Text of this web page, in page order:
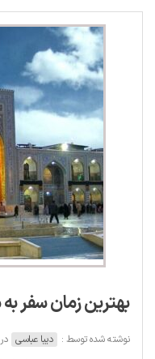
بهترین زمان سفر
نوشته شده توسط : دیبا عباسی در